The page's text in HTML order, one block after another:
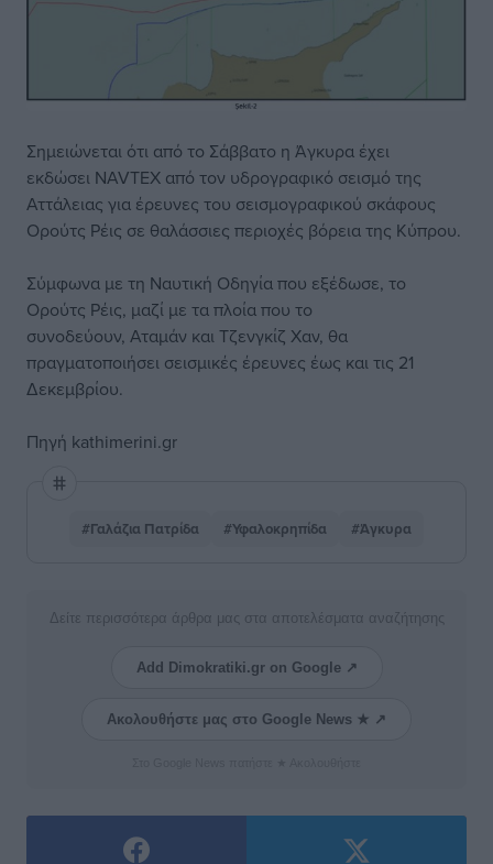
Σημειώνεται ότι από το Σάββατο η Άγκυρα έχει
εκδώσει NAVTEX από τον υδρογραφικό σεισμό της
Αττάλειας για έρευνες του σεισμογραφικού σκάφους
Ορούτς Ρέις σε θαλάσσιες περιοχές βόρεια της Κύπρου.
Σύμφωνα με τη Ναυτική Οδηγία που εξέδωσε, το
Ορούτς Ρέις, μαζί με τα πλοία που το
συνοδεύουν, Αταμάν και Τζενγκίζ Χαν, θα
πραγματοποιήσει σεισμικές έρευνες έως και τις 21
Δεκεμβρίου.
Πηγή kathimerini.gr
#Γαλάζια Πατρίδα #Υφαλοκρηπίδα #Άγκυρα
Δείτε περισσότερα άρθρα μας στα αποτελέσματα αναζήτησης
Add Dimokratiki.gr on Google ↗
Ακολουθήστε μας στο Google News ★ ↗